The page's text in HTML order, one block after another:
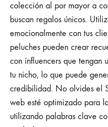
colección al por mayor a
buscan regalos únicos.
emocionalmente con tus
peluches pueden crear
con influencers que tengan
tu nicho, lo que puede
credibilidad. No olvides el
web esté optimizado para
utilizando palabras clave